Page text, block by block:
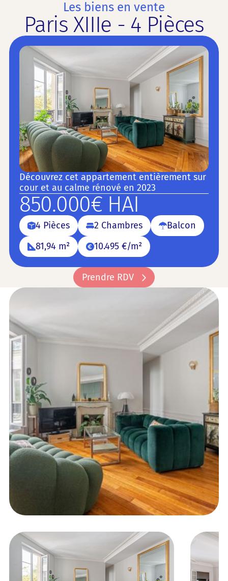
Les biens en vente
Paris XIIIe - 4 Pièces
Découvrez cet appartement entièrement sur
cour et au calme rénové en 2023
850.000€ HAI
4 Pièces 2 Chambres
Balcon
81,94 m²
10.495 €/m²
Prendre RDV
Prendre RDV